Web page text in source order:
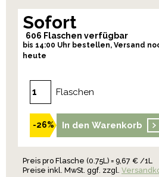
Sofort
606 Flaschen verfügbar
bis 14:00 Uhr bestellen, Versand
heute
Flaschen
-26% In den Warenkorb
Preis pro Flasche (0.75L) = 9,67 € /1L
Preise inkl. MwSt. ggf. zzgl.